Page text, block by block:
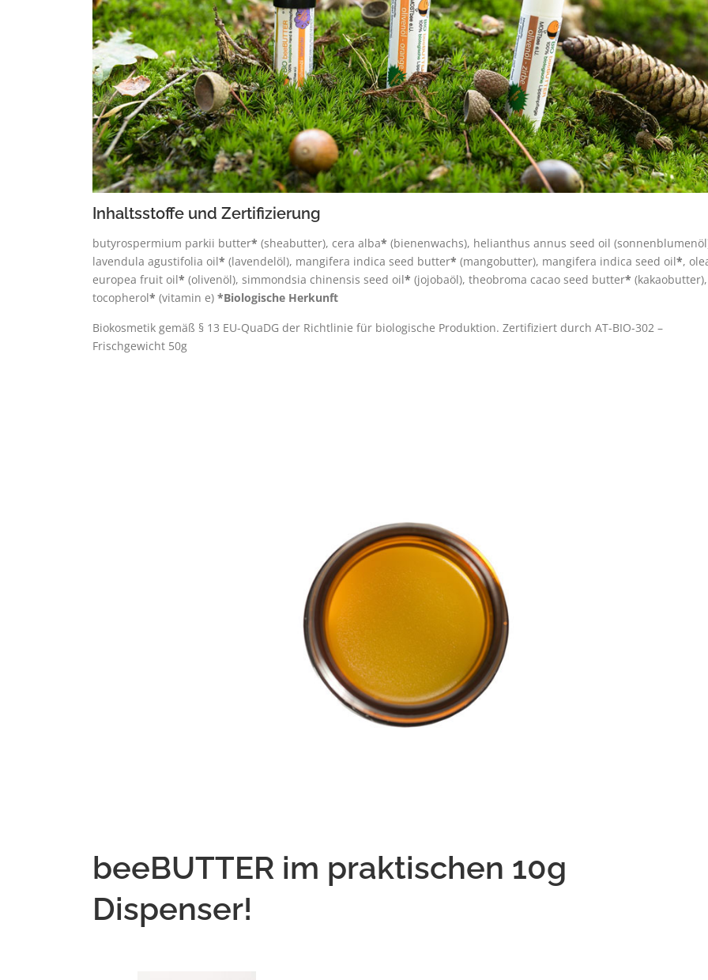
Inhaltsstoffe und Zertifizierung
butyrospermium parkii butter* (sheabutter), cera alba* (bienenwachs), helianthus annus seed oil
lavendula agustifolia oil* (lavendelöl), mangifera indica seed butter* (mangobutter), mangifera indica seed oil*,
europea fruit oil* (olivenöl), simmondsia chinensis seed oil* (jojobaöl), theobroma cacao seed butter* (kakaobutter),
tocopherol* (vitamin e) *Biologische Herkunft
Biokosmetik gemäß § 13 EU-QuaDG der Richtlinie für biologische Produktion. Zertifiziert durch AT-BIO-302 –
Frischgewicht 50g
beeBUTTER im praktischen 10g
Dispenser!